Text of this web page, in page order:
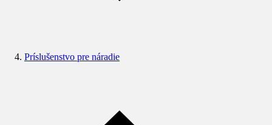
Príslušenstvo pre náradie